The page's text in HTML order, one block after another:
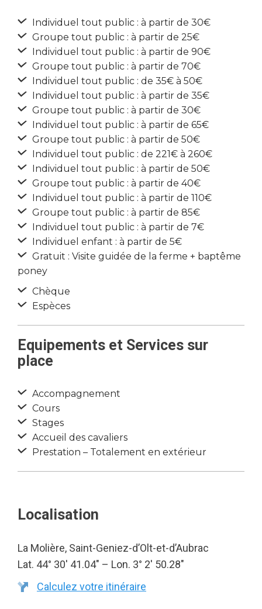
Individuel tout public : à partir de 30€
Groupe tout public : à partir de 25€
Individuel tout public : à partir de 90€
Groupe tout public : à partir de 70€
Individuel tout public : de 35€ à 50€
Individuel tout public : à partir de 35€
Groupe tout public : à partir de 30€
Individuel tout public : à partir de 65€
Groupe tout public : à partir de 50€
Individuel tout public : de 221€ à 260€
Individuel tout public : à partir de 50€
Groupe tout public : à partir de 40€
Individuel tout public : à partir de 110€
Groupe tout public : à partir de 85€
Individuel tout public : à partir de 7€
Individuel enfant : à partir de 5€
Gratuit : Visite guidée de la ferme + baptême
poney
Chèque
Espèces
Equipements et Services sur
place
Accompagnement
Cours
Stages
Accueil des cavaliers
Prestation – Totalement en extérieur
Localisation
La Molière, Saint-Geniez-d’Olt-et-d’Aubrac
Lat. 44° 30′ 41.04″ – Lon. 3° 2′ 50.28″
Calculez votre itinéraire